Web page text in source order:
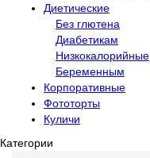
Диетические
Без глютена
Диабетикам
Низкокалорийные
Беременным
Корпоративные
Фототорты
Куличи
Категории